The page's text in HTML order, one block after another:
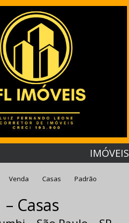
IMÓVEIS
Venda Casas Padrão
– Casas